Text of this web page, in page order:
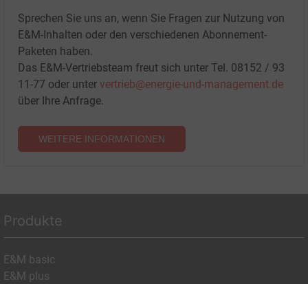
Sprechen Sie uns an, wenn Sie Fragen zur Nutzung von
E&M-Inhalten oder den verschiedenen Abonnement-
Paketen haben.
Das E&M-Vertriebsteam freut sich unter Tel. 08152 / 93
11-77 oder unter vertrieb@energie-und-management.de
über Ihre Anfrage.
WEITERE INFORMATIONEN
Produkte
E&M basic
E&M plus